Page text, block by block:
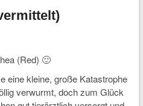
(Red) 🙂
eine kleine, große Katastrophe
verwurmt, doch zum Glück